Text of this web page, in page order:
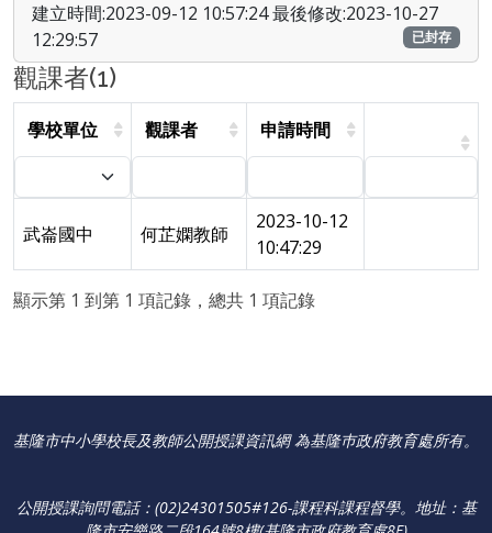
建立時間:2023-09-12 10:57:24 最後修改:2023-10-27
12:29:57
已封存
觀課者(1)
學校單位 觀課者 申請時間
武崙國中 何芷嫻教師
2023-10-12
10:47:29
顯示第 1 到第 1 項記錄，總共 1 項記錄
基隆市中小學校長及教師公開授課資訊網 為基隆巿政府教育處所有。
公開授課詢問電話：(02)24301505#126-課程科課程督學。 地址：基